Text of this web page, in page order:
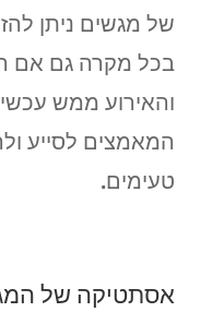
של מגשים ניתן
בכל מקרה גם אם
והאירוע ממש
המאמצים לסייע
טעימים.
אסתטיקה של